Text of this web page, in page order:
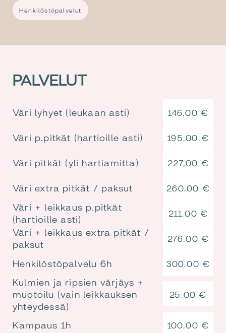
Henkilöstöpalvelut
PALVELUT
Väri lyhyet (leukaan asti) 146,00 €
Väri p.pitkät (hartioille asti) 195,00 €
Väri pitkät (yli hartiamitta) 227,00 €
Väri extra pitkät / paksut 260,00 €
Väri + leikkaus p.pitkät
(hartioille asti)
211,00 €
Väri + leikkaus extra pitkät /
paksut
276,00 €
Henkilöstöpalvelu 6h 300,00 €
Kulmien ja ripsien värjäys +
muotoilu (vain leikkauksen
yhteydessä)
25,00 €
Kampaus 1h 100,00 €